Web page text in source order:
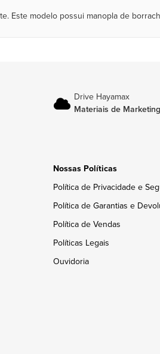
Este modelo possui manopla de
Drive Hayamax
Materiais de Marketing
Nossas Políticas
Política de Privacidade e
Política de Garantias e
Política de Vendas
Políticas Legais
Ouvidoria